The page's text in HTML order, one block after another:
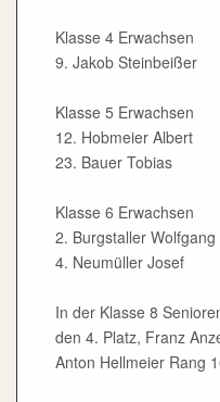
Klasse 4 Erwachsen
9. Jakob Steinbeißer
Klasse 5 Erwachsen
12. Hobmeier Albert
23. Bauer Tobias
Klasse 6 Erwachsen
2. Burgstaller Wolfgang
4. Neumüller Josef
In der Klasse 8
den 4. Platz, Franz
Anton Hellmeier Rang